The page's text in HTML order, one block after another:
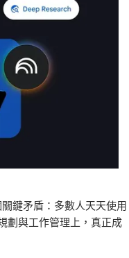
鍵矛盾：多數人天天使用
劃與工作管理上，真正成